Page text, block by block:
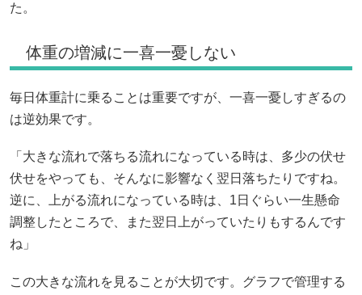
た。
体重の増減に一喜一憂しない
毎日体重計に乗ることは重要ですが、一喜一憂しすぎるの
は逆効果です。
「大きな流れで落ちる流れになっている時は、多少の伏せ
伏せをやっても、そんなに影響なく翌日落ちたりですね。
逆に、上がる流れになっている時は、1日ぐらい一生懸命
調整したところで、また翌日上がっていたりもするんです
ね」
この大きな流れを見ることが大切です。グラフで管理する